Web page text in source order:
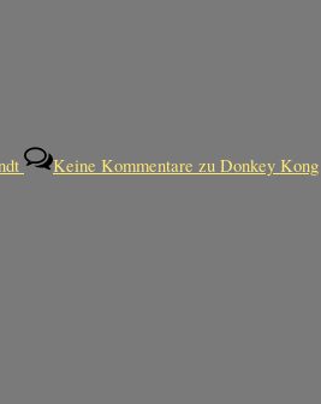
Keine Kommentare zu Donkey Kong